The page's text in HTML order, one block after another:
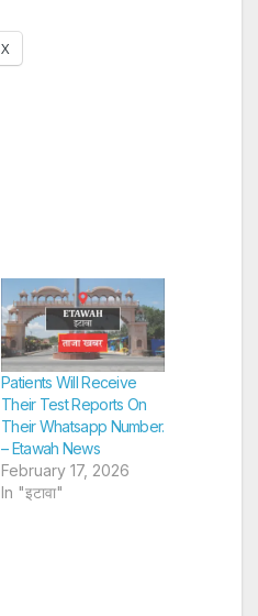
X
Patients Will Receive
Their Test Reports On
Their Whatsapp Number.
– Etawah News
February 17, 2026
In "इटावा"